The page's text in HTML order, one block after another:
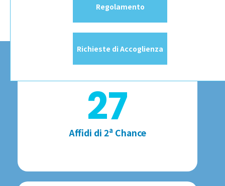
Regolamento
Richieste di Accoglienza
27
Affidi di 2a Chance